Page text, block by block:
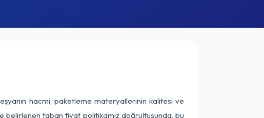
hacmi, paketleme materyallerinin kalitesi ve
belirlenen taban fiyat politikamız doğrultusunda, bu